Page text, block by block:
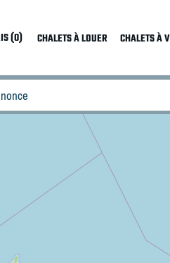
(0) CHALETS À LOUER CHALETS À